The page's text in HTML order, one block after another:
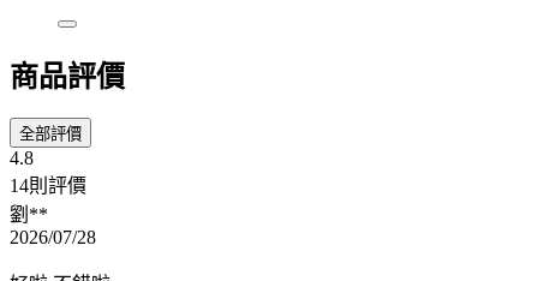
商品評價
全部評價
4.8
14則評價
劉**
2026/07/28